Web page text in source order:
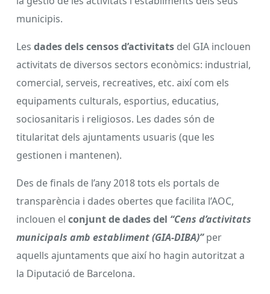
municipis.
Les dades dels censos d’activitats del GIA inclouen
activitats de diversos sectors econòmics: industrial,
comercial, serveis, recreatives, etc. així com els
equipaments culturals, esportius, educatius,
sociosanitaris i religiosos. Les dades són de
titularitat dels ajuntaments usuaris (que les
gestionen i mantenen).
Des de finals de l’any 2018 tots els portals de
transparència i dades obertes que facilita l’AOC,
inclouen el conjunt de dades del “Cens d’activitats
municipals amb establiment (GIA-DIBA)”per
aquells ajuntaments que així ho hagin autoritzat a
la Diputació de Barcelona.